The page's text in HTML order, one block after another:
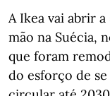
A Ikea vai abrir
mão na Suécia,
que foram
do esforço de